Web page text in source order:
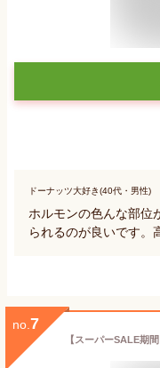
ドーナッツ大好き(40代・男性)
ホルモンの色んな部位
られるのが良いです。
no. 7